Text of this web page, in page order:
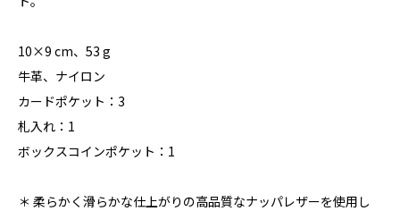
10×9 cm、53 g
牛革、ナイロン
カードポケット：3
札入れ：1
ボックスコインポケット：1
＊ 柔らかく滑らかな仕上がりの高品質なナッパレザーを使用し